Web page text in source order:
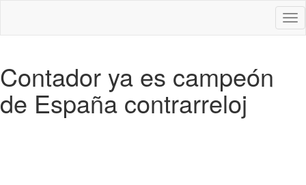
Contador ya es campeón
de España contrarreloj